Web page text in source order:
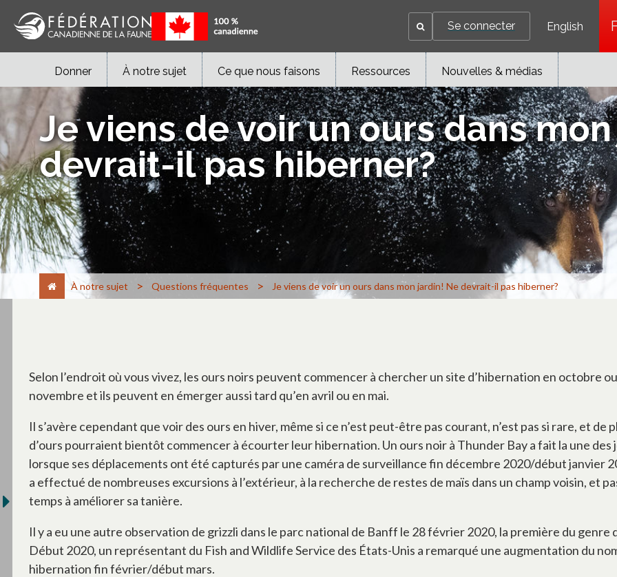
Se connecter English
Donner À notre sujet Ce que nous faisons Ressources Nouvelles & médias
Je viens de voir un ours dans
devrait-il pas hiberner?
À notre sujet > Questions fréquentes > Je viens de voir un ours dans mon jardin! Ne devrait-il pas hiberner?
Selon l’endroit où vous vivez, les ours noirs peuvent commencer à chercher un site d’hibernation en octobre
novembre et ils peuvent en émerger aussi tard qu’en avril ou en mai.
Il s’avère cependant que voir des ours en hiver, même si ce n’est peut-être pas courant, n’est pas si rare, et de
d’ours pourraient bientôt commencer à écourter leur hibernation. Un ours noir à Thunder Bay a fait la une des
lorsque ses déplacements ont été capturés par une caméra de surveillance fin décembre 2020/début janvier
a effectué de nombreuses excursions à l’extérieur, à la recherche de restes de maïs dans un champ voisin, et
temps à améliorer sa tanière.
Il y a eu une autre observation de grizzli dans le parc national de Banff le 28 février 2020, la première du genre
Début 2020, un représentant du Fish and Wildlife Service des États-Unis a remarqué une augmentation du
hibernation fin février/début mars.